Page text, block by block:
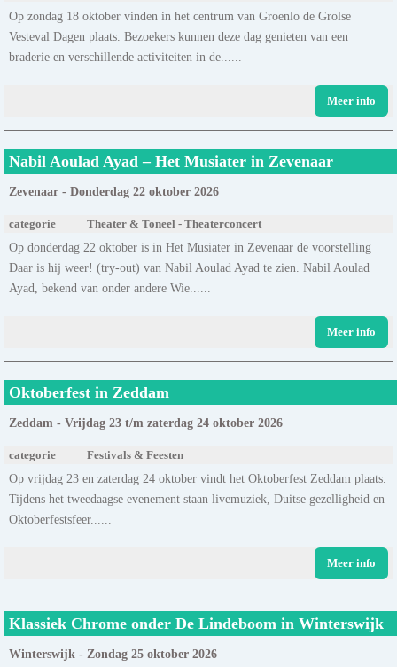
Op zondag 18 oktober vinden in het centrum van Groenlo de Grolse
Vesteval Dagen plaats. Bezoekers kunnen deze dag genieten van een
braderie en verschillende activiteiten in de......
Meer info
Nabil Aoulad Ayad – Het Musiater in Zevenaar
Zevenaar - Donderdag 22 oktober 2026
categorie Theater & Toneel - Theaterconcert
Op donderdag 22 oktober is in Het Musiater in Zevenaar de voorstelling
Daar is hij weer! (try-out) van Nabil Aoulad Ayad te zien. Nabil Aoulad
Ayad, bekend van onder andere Wie......
Meer info
Oktoberfest in Zeddam
Zeddam - Vrijdag 23 t/m zaterdag 24 oktober 2026
categorie Festivals & Feesten
Op vrijdag 23 en zaterdag 24 oktober vindt het Oktoberfest Zeddam plaats.
Tijdens het tweedaagse evenement staan livemuziek, Duitse gezelligheid en
Oktoberfestsfeer......
Meer info
Klassiek Chrome onder De Lindeboom in Winterswijk
Winterswijk - Zondag 25 oktober 2026